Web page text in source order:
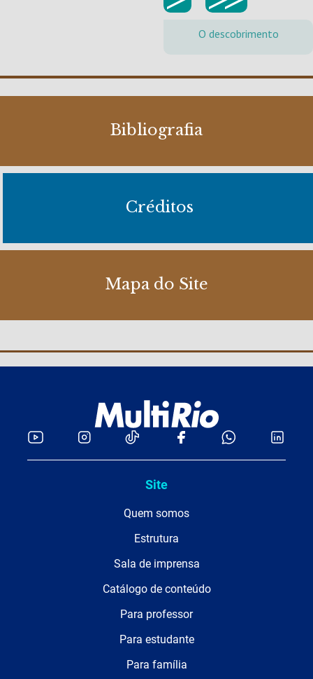
O descobrimento
Bibliografia
Créditos
Mapa do Site
Site
Quem somos
Estrutura
Sala de imprensa
Catálogo de conteúdo
Para professor
Para estudante
Para família